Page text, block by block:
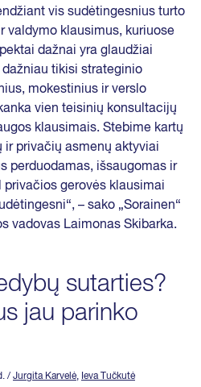
vis sudėtingesnius turto
valdymo klausimus, kuriuose
dažnai yra glaudžiai
tikisi strateginio
mokestinius ir verslo
vien teisinių konsultacijų
klausimais. Stebime kartų
ir privačių asmenų aktyviai
perduodamas, išsaugomas ir
gerovės klausimai
– sako „Sorainen“
vadovas Laimonas Skibarka.
sutarties?
jau parinko
/ Jurgita Karvelė, Ieva Tučkutė